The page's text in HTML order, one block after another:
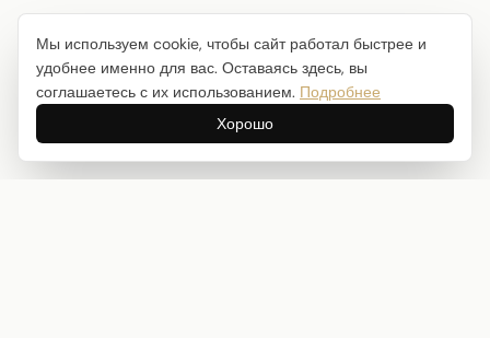
Мы используем cookie, чтобы сайт работал быстрее и
удобнее именно для вас. Оставаясь здесь, вы
соглашаетесь с их использованием. Подробнее
Хорошо